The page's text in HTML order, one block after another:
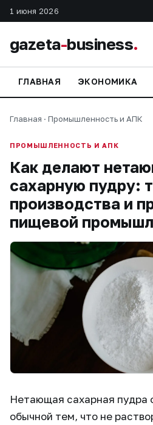
1 июня 2026
gazeta-business.
ГЛАВНАЯ ЭКОНОМИКА
Главная · Промышленность и АПК
ПРОМЫШЛЕННОСТЬ И АПК
Как делают
сахарную пудру:
производства и
пищевой
Нетающая сахарная пудра
обычной тем, что не